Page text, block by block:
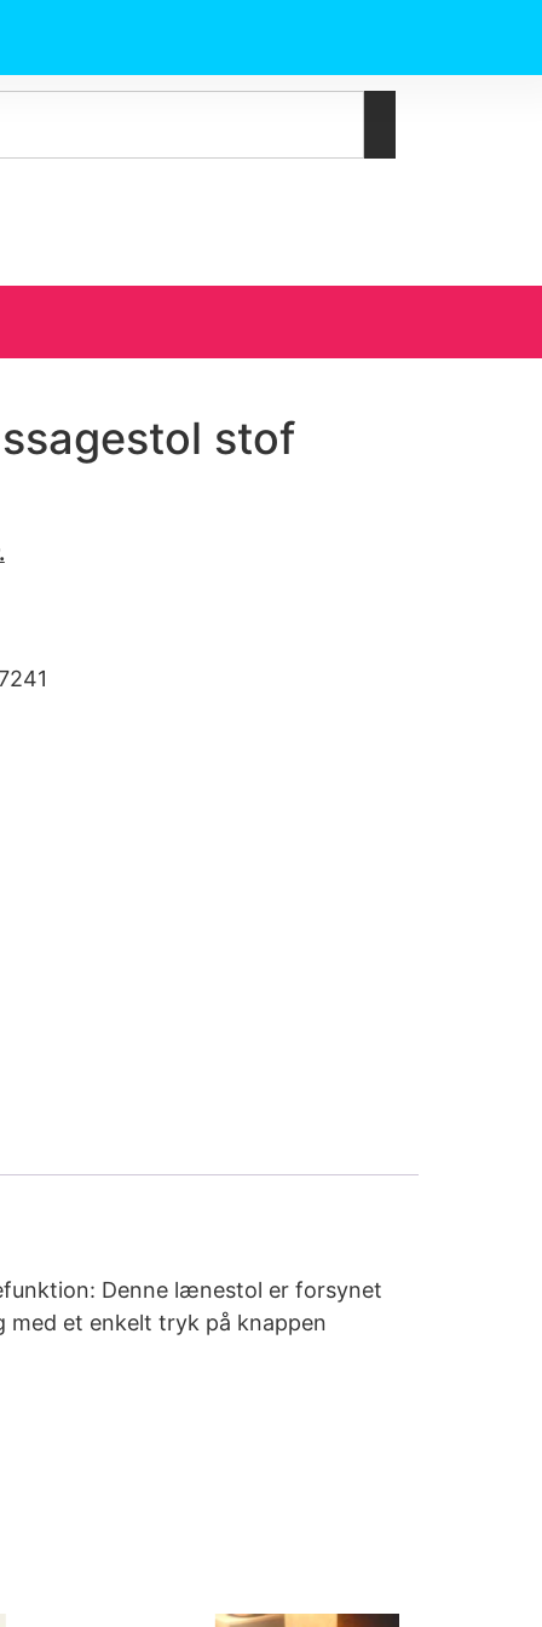
stof
Denne lænestol er forsynet
et enkelt tryk på knappen